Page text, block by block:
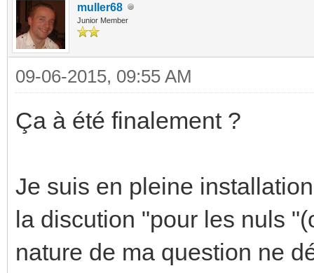
muller68
Junior Member
09-06-2015, 09:55 AM
Ça à été finalement ?
Je suis en pleine
la discution "pour les nuls
nature de ma question ne